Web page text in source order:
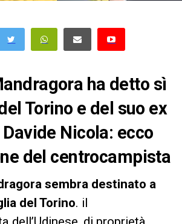
ha detto sì
Torino e del suo ex
Nicola: ecco
del centrocampista
sembra destinato a
del Torino. il